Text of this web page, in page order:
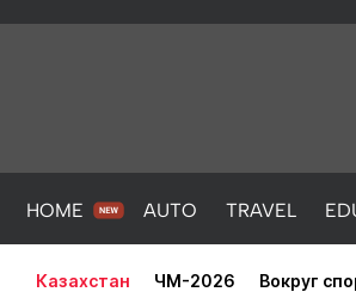
HOME AUTO TRAVEL
Казахстан ЧМ-2026 Вокруг